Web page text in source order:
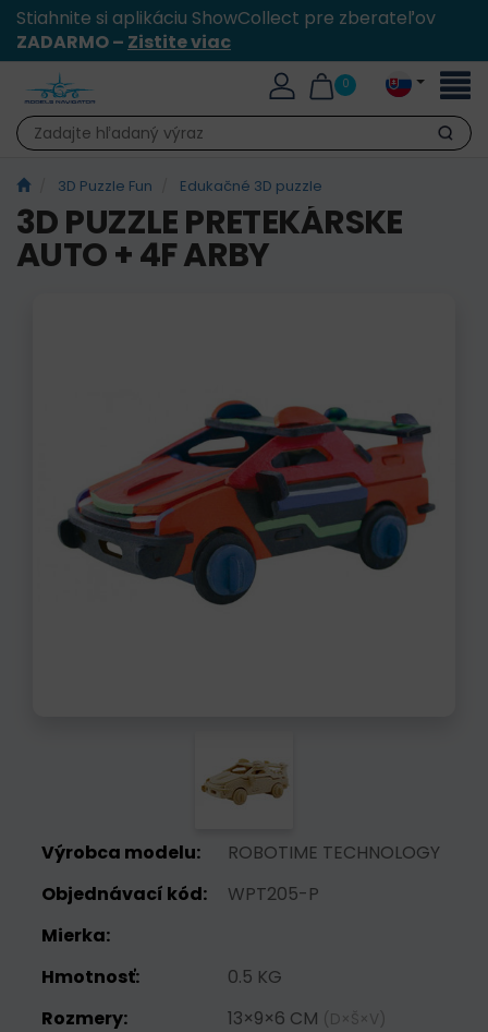
Stiahnite si aplikáciu ShowCollect pre zberateľov
ZADARMO – Zistite viac
0
Hľadať
3D Puzzle Fun Edukačné 3D puzzle
3D PUZZLE PRETEKÁRSKE
AUTO + 4F ARBY
Výrobca modelu:
ROBOTIME TECHNOLOGY
Objednávací kód:
WPT205-P
Mierka:
Hmotnosť:
0.5 KG
Rozmery:
13×9×6 CM (D×Š×V)